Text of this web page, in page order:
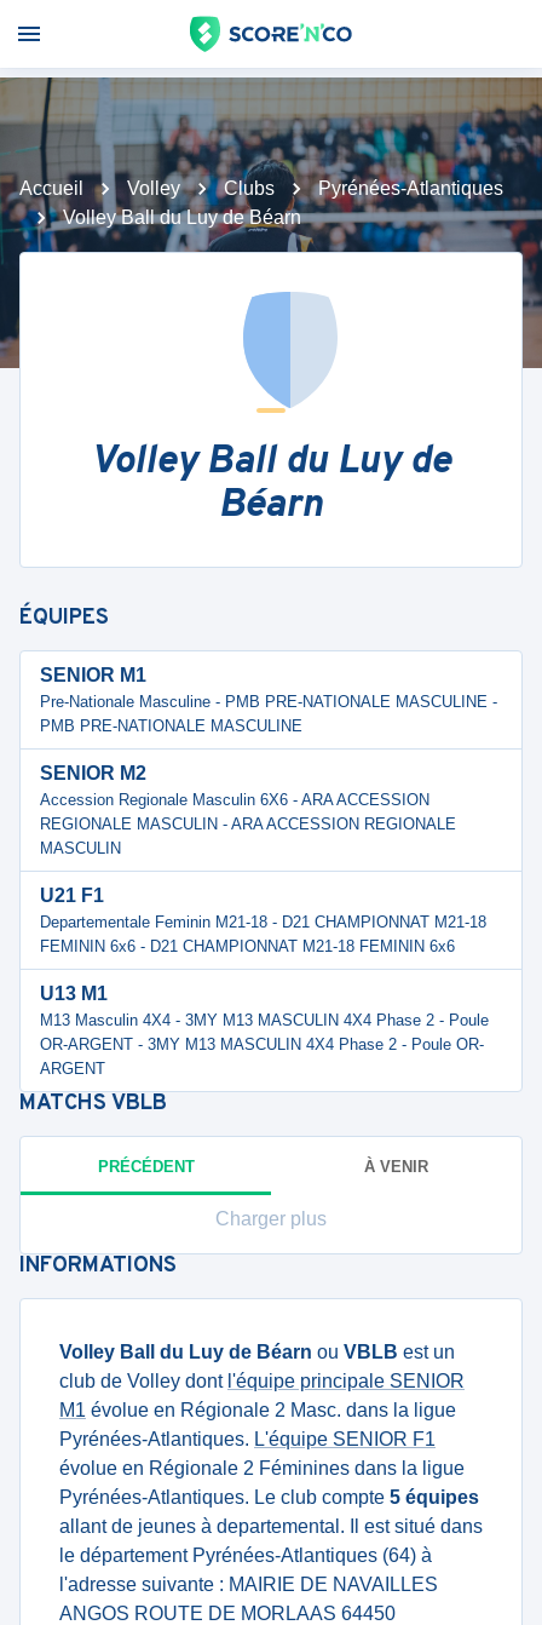
Accueil Volley Clubs
Pyrénées-Atlantiques
Volley Ball du Luy de Béarn
Volley Ball du Luy de
Béarn
ÉQUIPES
SENIOR M1
Pre-Nationale Masculine - PMB PRE-NATIONALE MASCULINE -
PMB PRE-NATIONALE MASCULINE
SENIOR M2
Accession Regionale Masculin 6X6 - ARA ACCESSION
REGIONALE MASCULIN - ARA ACCESSION REGIONALE
MASCULIN
U21 F1
Departementale Feminin M21-18 - D21 CHAMPIONNAT M21-18
FEMININ 6x6 - D21 CHAMPIONNAT M21-18 FEMININ 6x6
U13 M1
M13 Masculin 4X4 - 3MY M13 MASCULIN 4X4 Phase 2 - Poule
OR-ARGENT - 3MY M13 MASCULIN 4X4 Phase 2 - Poule OR-
ARGENT
MATCHS VBLB
PRÉCÉDENT À VENIR
Charger plus
INFORMATIONS
Volley Ball du Luy de Béarn ou VBLB est un
club de Volley dont l'équipe principale SENIOR
M1 évolue en Régionale 2 Masc. dans la ligue
Pyrénées-Atlantiques. L'équipe SENIOR F1
évolue en Régionale 2 Féminines dans la ligue
Pyrénées-Atlantiques. Le club compte 5 équipes
allant de jeunes à departemental. Il est situé dans
le département Pyrénées-Atlantiques (64) à
l'adresse suivante : MAIRIE DE NAVAILLES
ANGOS ROUTE DE MORLAAS 64450